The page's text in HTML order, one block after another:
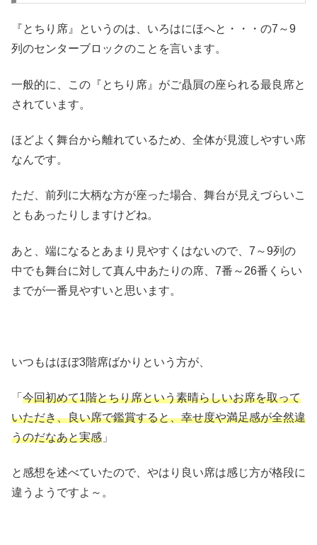
『とちり席』というのは、いろはにほへと・・・の7～9
列のセンターブロックのことを言います。
一般的に、この『とちり席』がご贔屓の座られる最良席と
されています。
ほどよく舞台から離れているため、全体が見渡しやすい席
なんです。
ただ、前列に大柄な方が座った場合、舞台が見えづらいこ
ともあったりしますけどね。
あと、端になるとあまり見やすくはないので、7～9列の
中でも舞台に対して真ん中あたりの席、7番～26番くらい
までが一番見やすいと思います。
いつもはほぼ3階席ばかりという方が、
「 今回初めて1階とちり席という素晴らしいお席を取って
いただき、良い席で鑑賞すると、幸せ度や満足感が全然違
うのだなあと実感 」
と感想を述べていたので、やはり良い席は感じ方が格段に
違うようですよ～。